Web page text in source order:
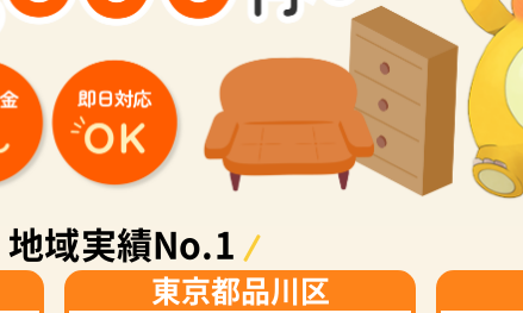
地域実績No.1
東京都品川区